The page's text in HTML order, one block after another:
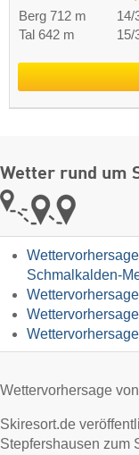
Berg 712 m 14/
Tal 642 m
15/
Wetter rund um
Schmalkalden-
Wettervorhersage
Skiresort.de
Stepfershausen zum